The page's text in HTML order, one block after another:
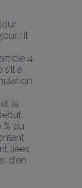
: il
4
a
le
% du
liées
d’en